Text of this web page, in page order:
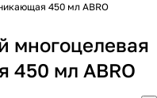
450 мл ABRO
многоцелевая
450 мл ABRO